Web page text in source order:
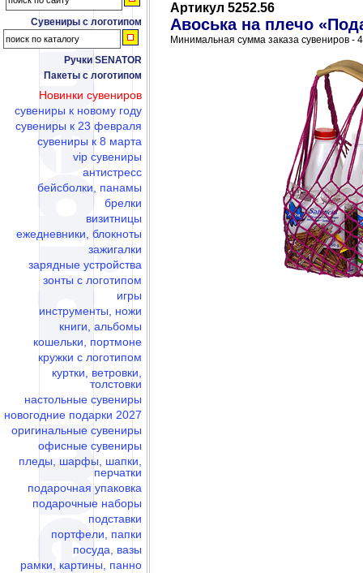
Сувениры с логотипом
Ручки SENATOR
Пакеты с логотипом
Новинки сувениров
сувениры к новому году
сувениры к 23 февраля
сувениры к 8 марта
vip сувениры
антистресс
бейсболки, панамы
брелки
визитницы
ежедневники, блокноты
зажигалки
зарядные устройства
зонты с логотипом
игры
инструменты, ножи
книги, альбомы
кошельки, портмоне
кружки с логотипом
куртки, ветровки,
толстовки
настольные сувениры
новогодние подарки 2027
оригинальные сувениры
офисные сувениры
пледы, шарфы, шапки,
перчатки
подарочная упаковка
подарочные наборы
подставки
портфели, папки
посуда, вазы
рамки, картины, панно
Артикул 5252.56
Авоська на плечо
Минимальная сумма заказа сувениров -